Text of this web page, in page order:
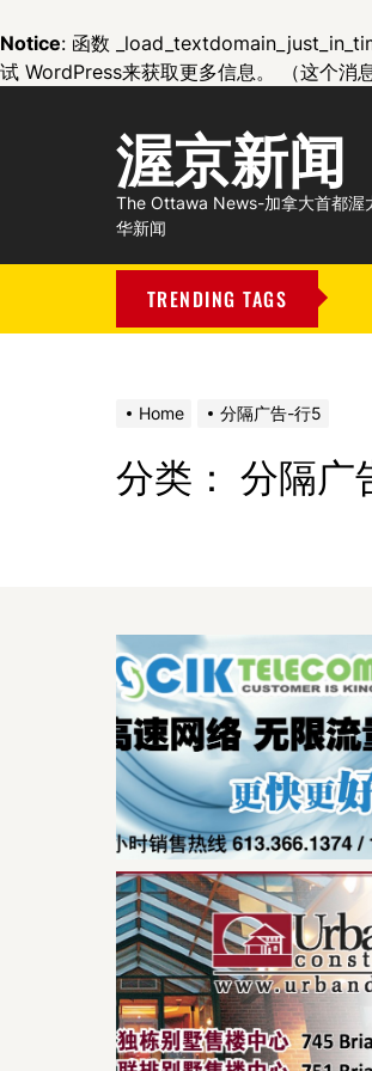
Notice: 函数
试 WordPress来获取更多信息。 （这个消
渥京新闻
The Ottawa News-加拿大首都渥
华新闻
TRENDING TAGS
Home 分隔广告-行5
分类： 分隔广